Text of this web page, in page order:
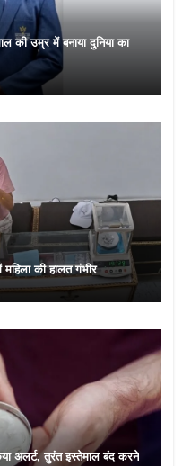
की उम्र में बनाया दुनिया का
की हालत गंभीर
अलर्ट, तुरंत इस्तेमाल बंद करने